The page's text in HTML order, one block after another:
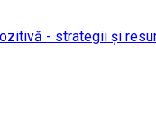
- strategii și